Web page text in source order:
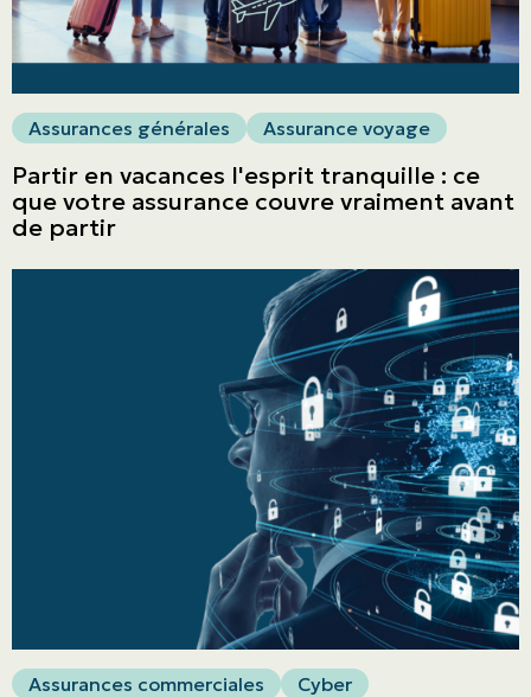
ASSURANCES
Entreprises
Obtenir une soumission
Urgences et réclamations
Nous joindre
Faites un paiement
Assurances générales Assurance voyage
Partir en vacances l'esprit tranquille : ce
que votre assurance couvre vraiment avant
de partir
Assurances commerciales Cyber